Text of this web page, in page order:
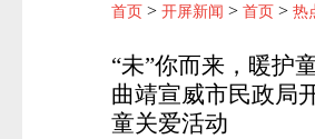
首页 > 开屏新闻 > 首页 > 热
“未”你而来，暖护
曲靖宣威市民政局
童关爱活动